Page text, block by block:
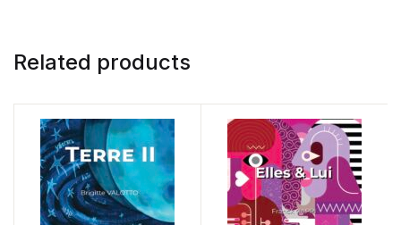
Related products